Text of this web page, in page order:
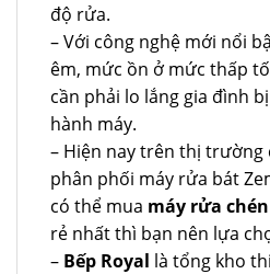
độ rửa.
– Với công nghệ mới nổi
êm, mức ồn ở mức thấp
cần phải lo lắng gia đình
hành máy.
– Hiện nay trên thị trường
phân phối máy rửa bát
có thể mua máy rửa
rẻ nhất thì bạn nên lựa
– Bếp Royal là tổng kho